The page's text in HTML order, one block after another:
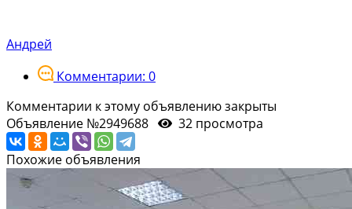
Андрей
Комментарии: 0
Комментарии к этому объявлению закрыты
Объявление №2949688
32 просмотра
Похожие объявления